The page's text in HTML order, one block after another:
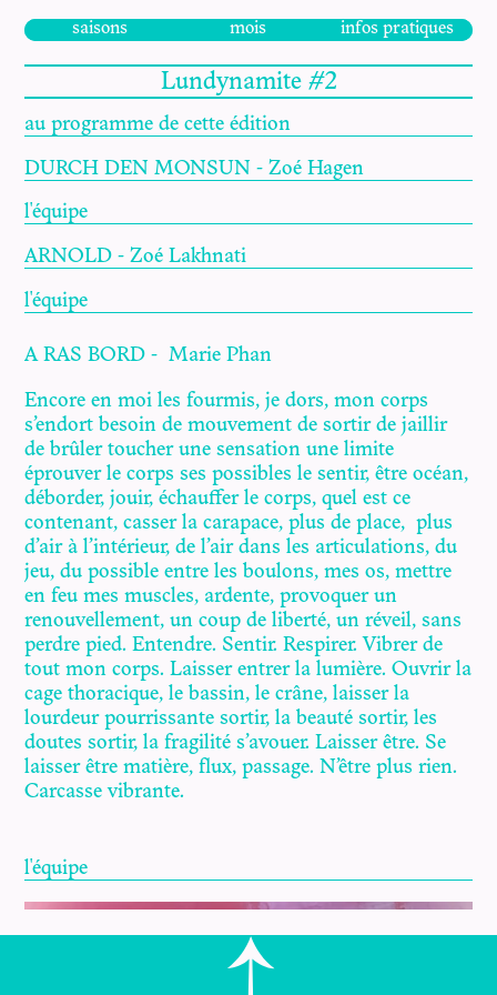
saisons mois infos pratiques
Lundynamite #2
au programme de cette édition
DURCH DEN MONSUN - Zoé Hagen
l'équipe
ARNOLD - Zoé Lakhnati
l'équipe
A RAS BORD - Marie Phan
Encore en moi les fourmis, je dors, mon corps
s’endort besoin de mouvement de sortir de jaillir
de brûler toucher une sensation une limite
éprouver le corps ses possibles le sentir, être océan,
déborder, jouir, échauffer le corps, quel est ce
contenant, casser la carapace, plus de place, plus
d’air à l’intérieur, de l’air dans les articulations, du
jeu, du possible entre les boulons, mes os, mettre
en feu mes muscles, ardente, provoquer un
renouvellement, un coup de liberté, un réveil, sans
perdre pied. Entendre. Sentir. Respirer. Vibrer de
tout mon corps. Laisser entrer la lumière. Ouvrir la
cage thoracique, le bassin, le crâne, laisser la
lourdeur pourrissante sortir, la beauté sortir, les
doutes sortir, la fragilité s’avouer. Laisser être. Se
laisser être matière, flux, passage. N’être plus rien.
Carcasse vibrante.
l'équipe